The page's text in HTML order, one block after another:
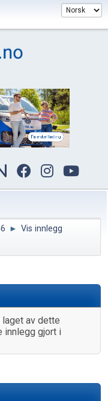
► Vis innlegg
av dette
innlegg gjort i